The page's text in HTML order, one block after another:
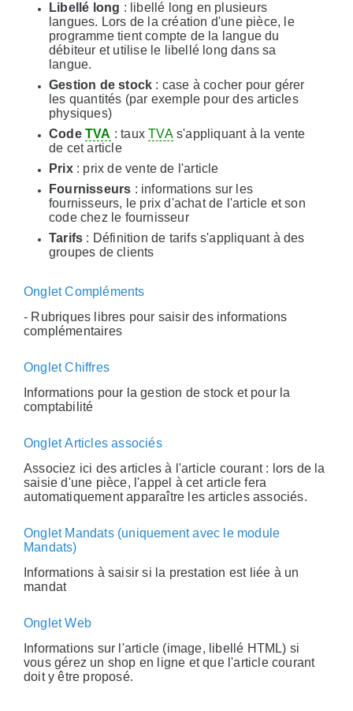
Libellé long : libellé long en plusieurs
langues. Lors de la création d'une pièce, le
programme tient compte de la langue du
débiteur et utilise le libellé long dans sa
langue.
Gestion de stock : case à cocher pour gérer
les quantités (par exemple pour des articles
physiques)
Code TVA : tauxTVAs'appliquant à la vente
de cet article
Prix: prix de vente de l'article
Fournisseurs : informations sur les
fournisseurs, le prix d'achat de l'article et son
code chez le fournisseur
Tarifs : Définition de tarifs s'appliquant à des
groupes de clients
Onglet Compléments
- Rubriques libres pour saisir des informations
complémentaires
Onglet Chiffres
Informations pour la gestion de stock et pour la
comptabilité
Onglet Articles associés
Associez ici des articles à l'article courant : lors de la
saisie d'une pièce, l'appel à cet article fera
automatiquement apparaître les articles associés.
Onglet Mandats (uniquement avec le module
Mandats)
Informations à saisir si la prestation est liée à un
mandat
Onglet Web
Informations sur l'article (image, libellé HTML) si
vous gérez un shop en ligne et que l'article courant
doit y être proposé.